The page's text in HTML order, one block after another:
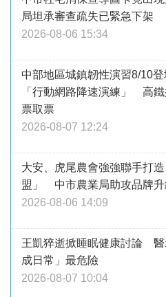
局坦承審查疏失已緊急下架
2026-08-06 15:34
中部地區城鎮韌性演習8/10
「行動網路降速演練」 高
票取票
2026-08-07 12:24
大安、虎尾農會強強聯手打
盟」 中市農業局助攻品牌升
2026-08-06 14:09
王凱猝逝掀睡眠健康討論 醫
成日常」最危險
2026-08-07 10:04